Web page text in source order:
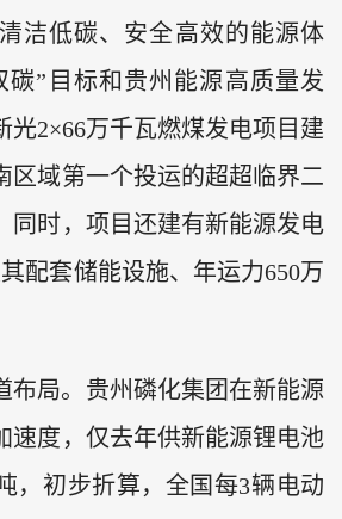
洁低碳、安全高效的能源体
碳”目标和贵州能源高质量发
光2×66万千瓦燃煤发电项目建
区域第一个投运的超超临界二
同时，项目还建有新能源发电
配套储能设施、年运力650万
布局。贵州磷化集团在新能源
速度，仅去年供新能源锂电池
，初步折算，全国每3辆电动